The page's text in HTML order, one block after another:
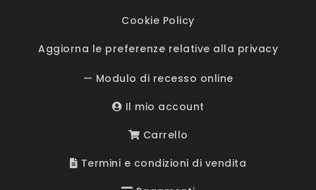
Cookie Policy
Aggiorna le preferenze relative alla privacy
— Modulo di recesso online
Il mio account
Carrello
Termini e condizioni di vendita